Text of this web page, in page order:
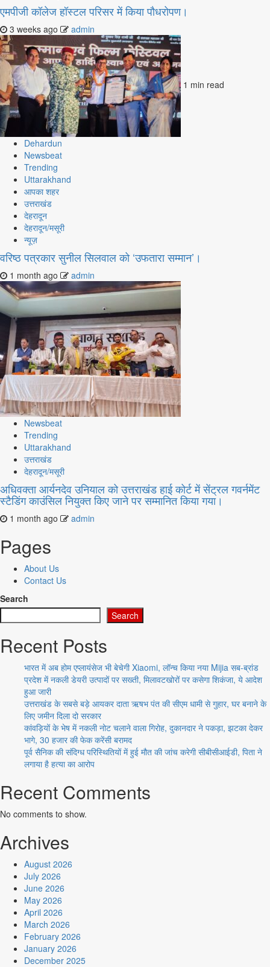
एमपीजी कॉलेज हॉस्टल परिसर में किया पौधरोपण।
3 weeks ago admin
1 min read
Dehardun
Newsbeat
Trending
Uttarakhand
आपका शहर
उत्तराखंड
देहरादून
देहरादून/मसूरी
न्यूज़
वरिष्ठ पत्रकार सुनील सिलवाल को ‘उफतारा सम्मान’।
1 month ago admin
Newsbeat
Trending
Uttarakhand
उत्तराखंड
देहरादून/मसूरी
अधिवक्ता आर्यनदेव उनियाल को उत्तराखंड हाई कोर्ट में सेंट्रल गवर्नमेंट
स्टैडिंग काउंसिल नियुक्त किए जाने पर सम्मानित किया गया।
1 month ago admin
Pages
About Us
Contact Us
Search
Search
Recent Posts
भारत में अब होम एप्लायंसेज भी बेचेगी Xiaomi, लॉन्च किया नया Mijia सब-ब्रांड
प्रदेश में नकली डेयरी उत्पादों पर सख्ती, मिलावटखोरों पर कसेगा शिकंजा, ये आदेश
हुआ जारी
उत्तराखंड के सबसे बड़े आयकर दाता ऋषभ पंत की सीएम धामी से गुहार, घर बनाने के
लिए जमीन दिला दो सरकार
कांवड़ियों के भेष में नकली नोट चलाने वाला गिरोह, दुकानदार ने पकड़ा, झटका देकर
भागे, 30 हजार की फेक करेंसी बरामद
पूर्व सैनिक की संदिग्ध परिस्थितियों में हुई मौत की जांच करेगी सीबीसीआईडी, पिता ने
लगाया है हत्या का आरोप
Recent Comments
No comments to show.
Archives
August 2026
July 2026
June 2026
May 2026
April 2026
March 2026
February 2026
January 2026
December 2025